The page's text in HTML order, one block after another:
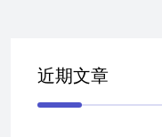
近期文章